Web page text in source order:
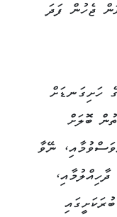
ޖެހުން ފަދަ
ހަށިގަނޑަށް
ބޮލަށް
ނޭވާ